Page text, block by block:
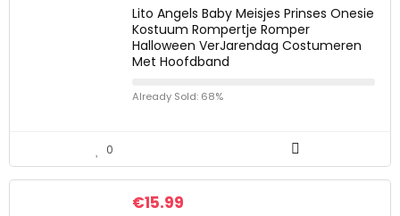
Lito Angels Baby Meisjes Prinses Onesie
Kostuum Rompertje Romper
Halloween VerJarendag Costumeren
Met Hoofdband
Already Sold: 68%
0
€15.99